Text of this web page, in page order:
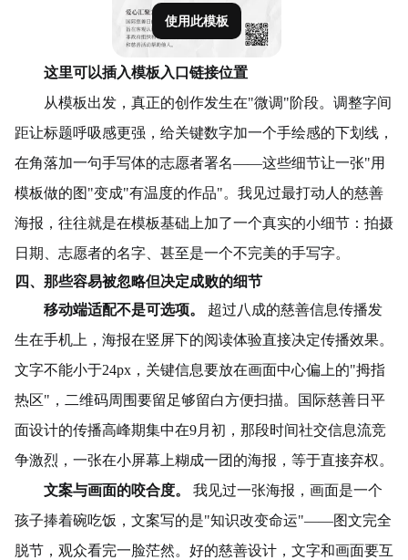
使用此模板
这里可以插入模板入口链接位置
从模板出发，真正的创作发生在"微调"阶段。调整字间
距让标题呼吸感更强，给关键数字加一个手绘感的下划线，
在角落加一句手写体的志愿者署名——这些细节让一张"用
模板做的图"变成"有温度的作品"。我见过最打动人的慈善
海报，往往就是在模板基础上加了一个真实的小细节：拍摄
日期、志愿者的名字、甚至是一个不完美的手写字。
四、那些容易被忽略但决定成败的细节
移动端适配不是可选项。
超过八成的慈善信息传播发
生在手机上，海报在竖屏下的阅读体验直接决定传播效果。
文字不能小于24px，关键信息要放在画面中心偏上的"拇指
热区"，二维码周围要留足够留白方便扫描。国际慈善日平
面设计的传播高峰期集中在9月初，那段时间社交信息流竞
争激烈，一张在小屏幕上糊成一团的海报，等于直接弃权。
文案与画面的咬合度。
我见过一张海报，画面是一个
孩子捧着碗吃饭，文案写的是"知识改变命运"——图文完全
脱节，观众看完一脸茫然。好的慈善设计，文字和画面要互